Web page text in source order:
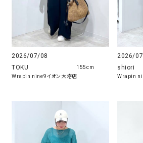
2026/07/08
TOKU
Wrapin nine9イオン大塔店
155cm
2026/
shiori
Wrapin